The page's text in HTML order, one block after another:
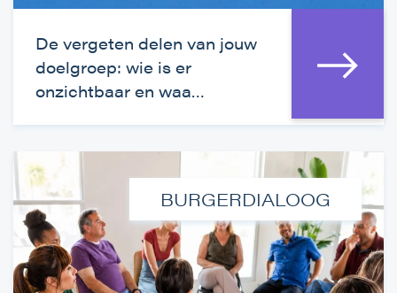
De vergeten delen van jouw
doelgroep: wie is er
onzichtbaar en waa…
BURGERDIALOOG